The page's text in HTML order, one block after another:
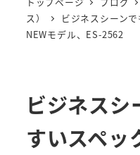
ス）
ビジネスシーン
NEWモデル、ES-2562
ビジネスシ
すいスペッ